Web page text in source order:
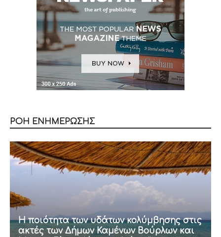
ΡΟΗ ΕΝΗΜΕΡΩΣΗΣ
Η ποιότητα των υδάτων κολύμβησης στις
ακτές των Δήμων Καμένων Βούρλων και